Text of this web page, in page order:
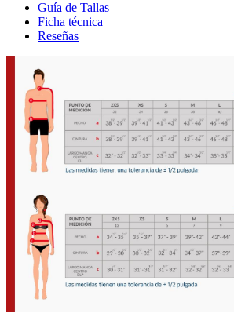
Guía de Tallas
Ficha técnica
Reseñas